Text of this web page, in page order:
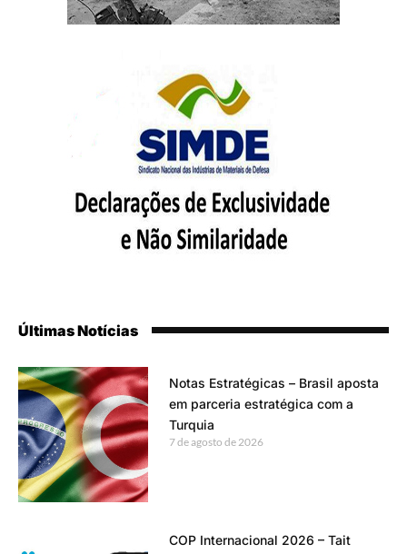
Últimas Notícias
Notas Estratégicas – Brasil aposta
em parceria estratégica com a
Turquia
7 de agosto de 2026
COP Internacional 2026 – Tait